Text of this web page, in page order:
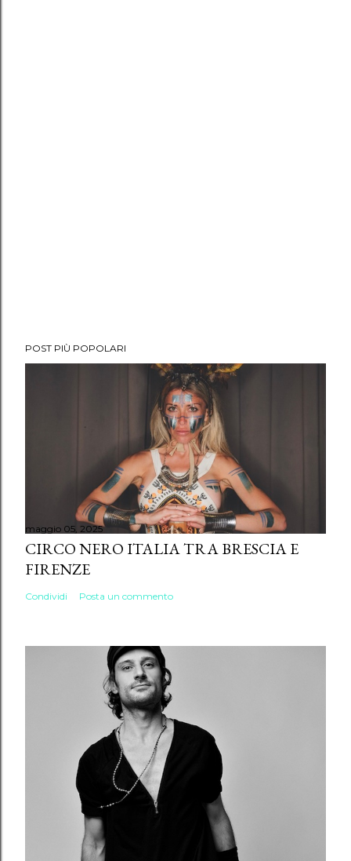
POST PIÙ POPOLARI
maggio 05, 2025
CIRCO NERO ITALIA TRA BRESCIA E
FIRENZE
Condividi Posta un commento